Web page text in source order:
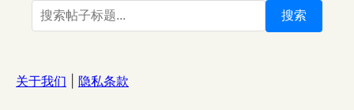
搜索
关于我们 隐私条款